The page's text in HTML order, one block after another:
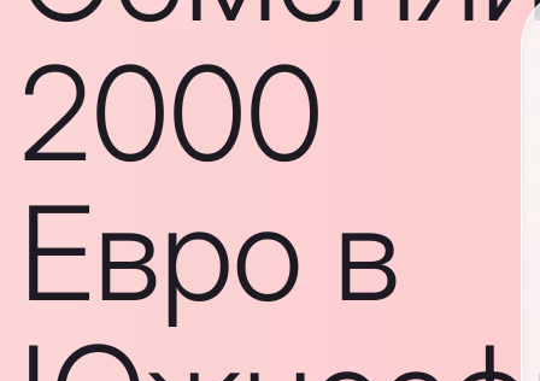
2000
Евро в